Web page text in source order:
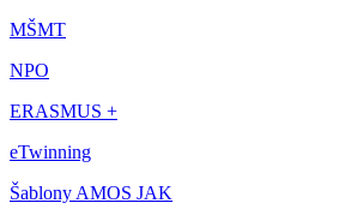
MŠMT
NPO
ERASMUS +
eTwinning
Šablony AMOS JAK